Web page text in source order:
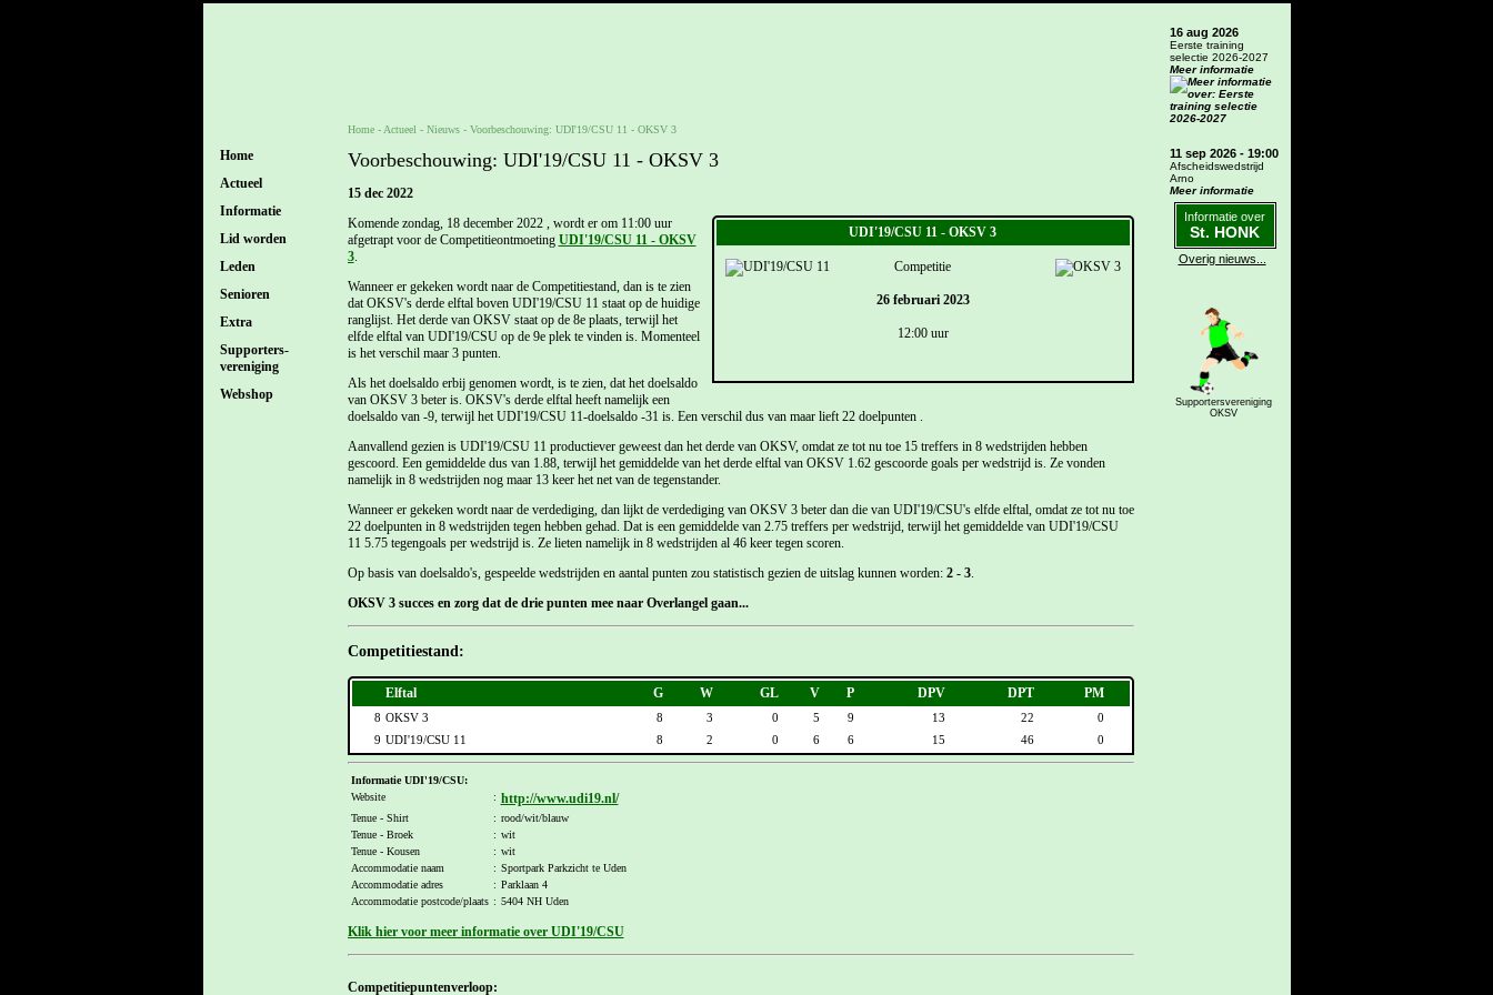
Home
Actueel
Informatie
Lid worden
Leden
Senioren
Extra
Supporters-
vereniging
Webshop
Home- Actueel - Nieuws- Voorbeschouwing: UDI'19/CSU 11 - OKSV 3
Voorbeschouwing: UDI'19/CSU 11 - OKSV 3
15 dec 2022
UDI'19/CSU 11 - OKSV 3
Competitie
26 februari 2023
12:00 uur
Komende zondag, 18 december 2022 , wordt er om 11:00 uur
afgetrapt voor de Competitieontmoeting UDI'19/CSU 11 - OKSV
3.
Wanneer er gekeken wordt naar de Competitiestand, dan is te zien
dat OKSV's derde elftal boven UDI'19/CSU 11 staat op de huidige
ranglijst. Het derde van OKSV staat op de 8e plaats, terwijl het
elfde elftal van UDI'19/CSU op de 9e plek te vinden is. Momenteel
is het verschil maar 3 punten.
Als het doelsaldo erbij genomen wordt, is te zien, dat het doelsaldo
van OKSV 3 beter is. OKSV's derde elftal heeft namelijk een
doelsaldo van -9, terwijl het UDI'19/CSU 11-doelsaldo -31 is. Een verschil dus van maar lieft 22 doelpunten .
Aanvallend gezien is UDI'19/CSU 11 productiever geweest dan het derde van OKSV, omdat ze tot nu toe 15 treffers in 8 wedstrijden hebben
gescoord. Een gemiddelde dus van 1.88, terwijl het gemiddelde van het derde elftal van OKSV 1.62 gescoorde goals per wedstrijd is. Ze vonden
namelijk in 8 wedstrijden nog maar 13 keer het net van de tegenstander.
Wanneer er gekeken wordt naar de verdediging, dan lijkt de verdediging van OKSV 3 beter dan die van UDI'19/CSU's elfde elftal, omdat ze tot nu toe
22 doelpunten in 8 wedstrijden tegen hebben gehad. Dat is een gemiddelde van 2.75 treffers per wedstrijd, terwijl het gemiddelde van UDI'19/CSU
11 5.75 tegengoals per wedstrijd is. Ze lieten namelijk in 8 wedstrijden al 46 keer tegen scoren.
Op basis van doelsaldo's, gespeelde wedstrijden en aantal punten zou statistisch gezien de uitslag kunnen worden: 2 - 3.
OKSV 3 succes en zorg dat de drie punten mee naar Overlangel gaan...
Competitiestand:
Elftal G W GL V P DPV DPT PM
8 OKSV 3 8 3 0 5 9 13 22
0
9 UDI'19/CSU 11 8 2 0 6 6 15 46 0
Informatie UDI'19/CSU:
Website
: http://www.udi19.nl/
Tenue - Shirt : rood/wit/blauw
Tenue - Broek
: wit
Tenue - Kousen
: wit
Accommodatie naam
: Sportpark Parkzicht te Uden
Accommodatie adres
: Parklaan 4
Accommodatie postcode/plaats : 5404 NH Uden
Klik hier voor meer informatie over UDI'19/CSU
Competitiepuntenverloop:
16 aug 2026
Eerste training
selectie 2026-2027
Meer informatie
11 sep 2026 - 19:00
Afscheidswedstrijd
Arno
Meer informatie
Informatie over
St. HONK
Overig nieuws...
Supportersvereniging
OKSV